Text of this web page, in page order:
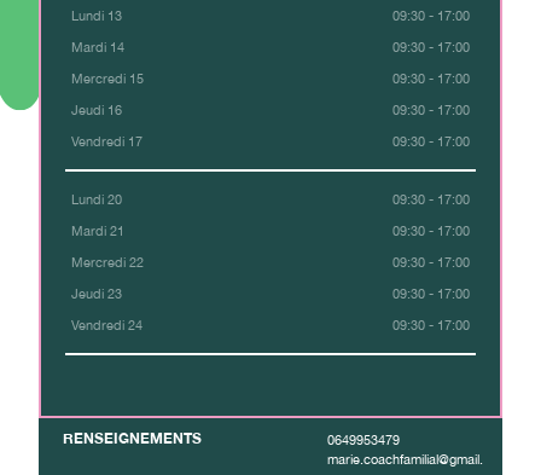
Lundi 13 09:30 - 17:00
Mardi 14 09:30 - 17:00
Mercredi 15 09:30 - 17:00
Jeudi 16 09:30 - 17:00
Vendredi 17 09:30 - 17:00
Lundi 20 09:30 - 17:00
Mardi 21 09:30 - 17:00
Mercredi 22 09:30 - 17:00
Jeudi 23 09:30 - 17:00
Vendredi 24 09:30 - 17:00
RENSEIGNEMENTS
0649953479
marie.coachfamilial@gmail.